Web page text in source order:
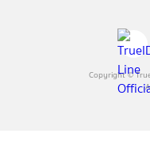
Copyright ©